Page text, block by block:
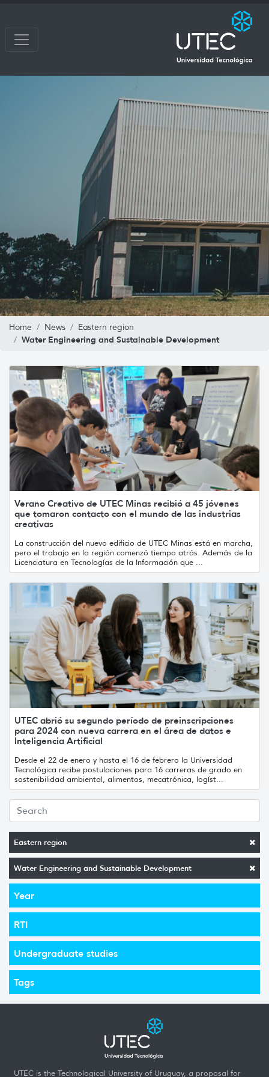
Home News Eastern region
Water Engineering and Sustainable Development
Eastern region
Water Engineering and Sustainable Development
Year
RTI
Undergraduate studies
Tags
Verano Creativo de UTEC Minas recibió a 45 jóvenes
que tomaron contacto con el mundo de las industrias
creativas
La construcción del nuevo edificio de UTEC Minas está en marcha,
pero el trabajo en la región comenzó tiempo atrás. Además de la
Licenciatura en Tecnologías de la Información que ...
UTEC abrió su segundo período de preinscripciones
para 2024 con nueva carrera en el área de datos e
Inteligencia Artificial
Desde el 22 de enero y hasta el 16 de febrero la Universidad
Tecnológica recibe postulaciones para 16 carreras de grado en
sostenibilidad ambiental, alimentos, mecatrónica, logíst...
UTEC is the Technological University of Uruguay, a proposal for